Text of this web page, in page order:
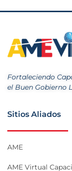
Fortaleciendo
el Buen Gobierno
Sitios Aliados
AME
AME Virtual